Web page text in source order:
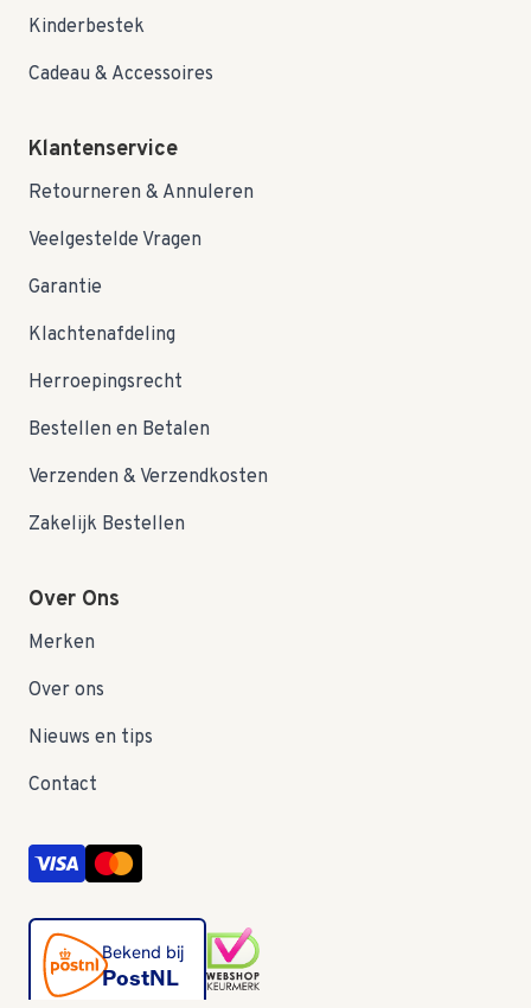
Kinderbestek
Cadeau & Accessoires
Klantenservice
Retourneren & Annuleren
Veelgestelde Vragen
Garantie
Klachtenafdeling
Herroepingsrecht
Bestellen en Betalen
Verzenden & Verzendkosten
Zakelijk Bestellen
Over Ons
Merken
Over ons
Nieuws en tips
Contact